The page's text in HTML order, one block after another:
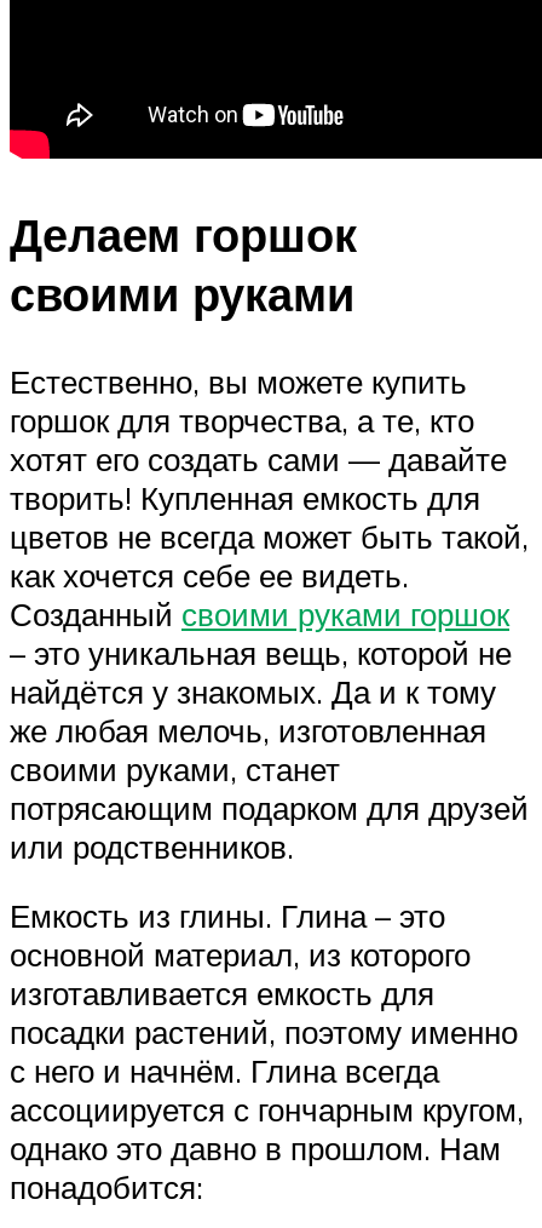
Делаем горшок
своими руками
Естественно, вы можете купить
горшок для творчества, а те, кто
хотят его создать сами — давайте
творить! Купленная емкость для
цветов не всегда может быть такой,
как хочется себе ее видеть.
Созданный своими руками горшок
– это уникальная вещь, которой не
найдётся у знакомых. Да и к тому
же любая мелочь, изготовленная
своими руками, станет
потрясающим подарком для друзей
или родственников.
Емкость из глины. Глина – это
основной материал, из которого
изготавливается емкость для
посадки растений, поэтому именно
с него и начнём. Глина всегда
ассоциируется с гончарным кругом,
однако это давно в прошлом. Нам
понадобится: